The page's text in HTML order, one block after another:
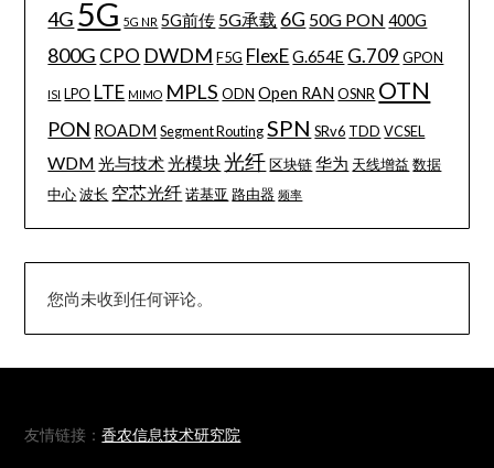
4G 5G 5G NR 5G前传 5G承载 6G 50G PON 400G
800G CPO DWDM F5G FlexE G.654E G.709 GPON
ISI LPO LTE MIMO MPLS ODN Open RAN OSNR OTN
PON ROADM Segment Routing SPN SRv6 TDD VCSEL
WDM 光与技术 光模块光纤 区块链 华为 天线增益 数据
中心 波长 空芯光纤 诺基亚 路由器 频率
您尚未收到任何评论。
友情链接：香农信息技术研究院